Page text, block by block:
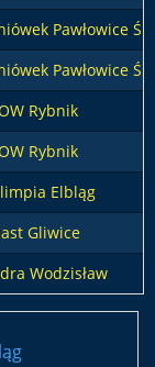
Pawłowice
Pawłowice
Rybnik
Rybnik
Elbląg
Gliwice
Wodzisław